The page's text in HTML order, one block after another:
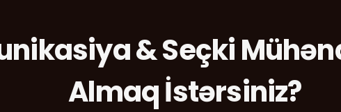
& Seçki
Almaq İstərsiniz?